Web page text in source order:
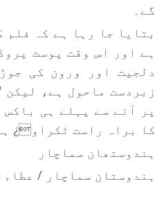
گے۔
بتایا جا رہا ہے کہ
ہے اور اس وقت پوسٹ
دلجیت اور ورون کی
پر آنے سے پہلے ہی
کا براہ راست ٹکراو¿
ہندوستھان سماچار
ہندوستان سماچار /